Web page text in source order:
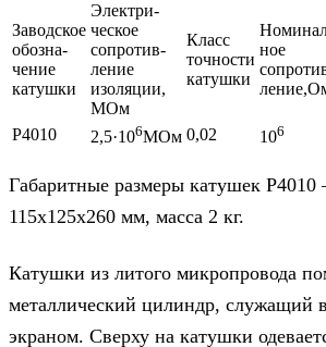
Заводское
обозна-
чение
катушки
Электри-
ческое
сопротив-
ление
изоляции,
МОм
Класс
точности
катушки
ное
Р4010
2,5·106МОм 0,02 106
Габаритные размеры катушек
115х125х260 мм, масса 2 кг.
Катушки из литого микропровода
металлический цилиндр, служащий
экраном. Сверху на катушки